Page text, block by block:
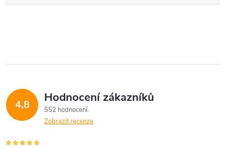
4,8 Hodnocení zákazníků
552 hodnocení
Zobrazit recenze